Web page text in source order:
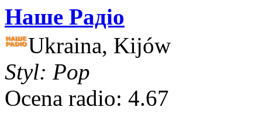
Наше Радіо
Ukraina, Kijów
Styl: Pop
Ocena radio: 4.67